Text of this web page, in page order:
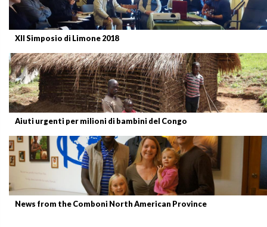
XII Simposio di Limone 2018
Aiuti urgenti per milioni di bambini del Congo
News from the Comboni North American Province